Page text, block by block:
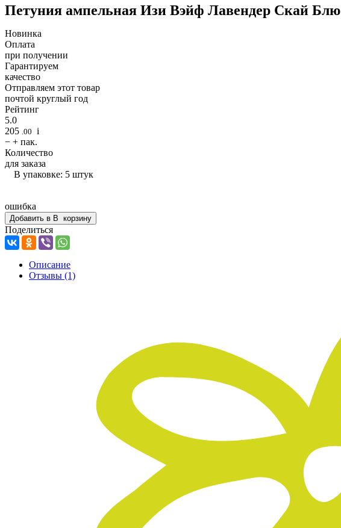
Петуния ампельная Изи Вэйф Лавендер Скай Блю
Новинка
Оплата
при получении
Гарантируем
качество
Отправляем этот товар
почтой круглый год
Рейтинг
5.0
205 .00 i
− + пак.
Количество
для заказа
В упаковке: 5 штук
ошибка
Добавить в В корзину
Поделиться
Описание
Отзывы (1)